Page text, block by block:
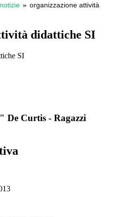
organizzazione attività
didattiche SI
SI
De Curtis - Ragazzi